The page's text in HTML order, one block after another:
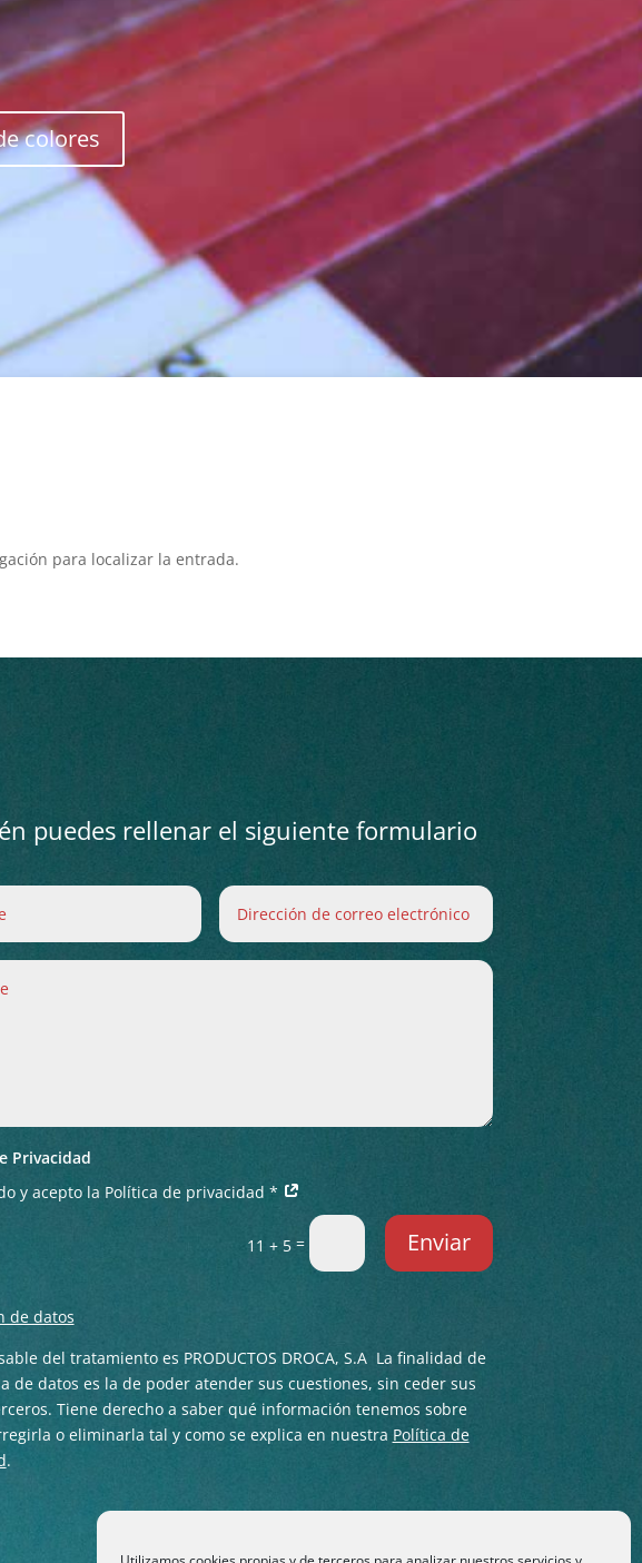
colores
para localizar la entrada.
puedes rellenar el siguiente formulario
Privacidad
y acepto la Política de privacidad *
11 + 5= Enviar
de datos
del tratamiento es PRODUCTOS DROCA, S.A La finalidad de
de datos es la de poder atender sus cuestiones, sin ceder sus
Tiene derecho a saber qué información tenemos sobre
o eliminarla tal y como se explica en nuestra Política de
.